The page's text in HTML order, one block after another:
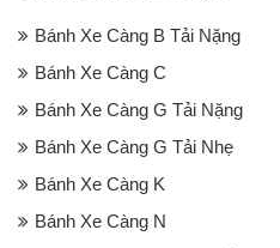
Bánh Xe Càng B Tải Nặng
Bánh Xe Càng C
Bánh Xe Càng G Tải Nặng
Bánh Xe Càng G Tải Nhẹ
Bánh Xe Càng K
Bánh Xe Càng N